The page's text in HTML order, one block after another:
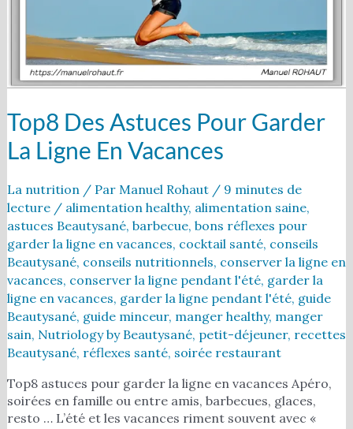
Top8 Des Astuces Pour Garder
La Ligne En Vacances
La nutrition/ Par Manuel Rohaut / 9 minutes de
lecture/ alimentation healthy, alimentation saine,
astuces Beautysané, barbecue, bons réflexes pour
garder la ligne en vacances, cocktail santé, conseils
Beautysané, conseils nutritionnels, conserver la ligne en
vacances, conserver la ligne pendant l'été, garder la
ligne en vacances, garder la ligne pendant l'été, guide
Beautysané, guide minceur, manger healthy, manger
sain, Nutriology by Beautysané, petit-déjeuner, recettes
Beautysané, réflexes santé, soirée restaurant
Top8 astuces pour garder la ligne en vacances Apéro,
soirées en famille ou entre amis, barbecues, glaces,
resto … L’été et les vacances riment souvent avec «
vacances